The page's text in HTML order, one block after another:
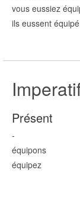
vous eussiez
ils eussent équipé
Présent
-
équipons
équipez